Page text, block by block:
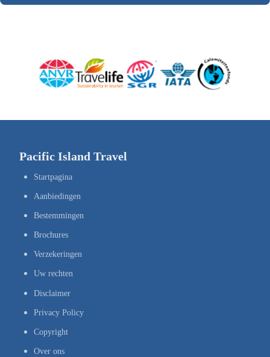
Pacific Island Travel
Startpagina
Aanbiedingen
Bestemmingen
Brochures
Verzekeringen
Uw rechten
Disclaimer
Privacy Policy
Copyright
Over ons